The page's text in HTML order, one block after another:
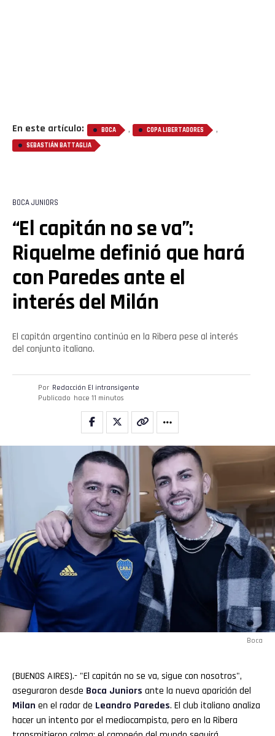
En este artículo: BOCA , COPA LIBERTADORES ,
SEBASTIÁN BATTAGLIA
BOCA JUNIORS
“El capitán no se va”:
Riquelme definió que hará
con Paredes ante el
interés del Milán
El capitán argentino continúa en la Ribera pese al interés
del conjunto italiano.
Por Redacción El intransigente
Publicado hace 11 minutos
Boca
(BUENOS AIRES).- "El capitán no se va, sigue con nosotros",
aseguraron desde Boca Juniors ante la nueva aparición del
Milan en el radar de Leandro Paredes. El club italiano analiza
hacer un intento por el mediocampista, pero en la Ribera
Flipboard
Reddit
Pinterest
Whatsapp
Email